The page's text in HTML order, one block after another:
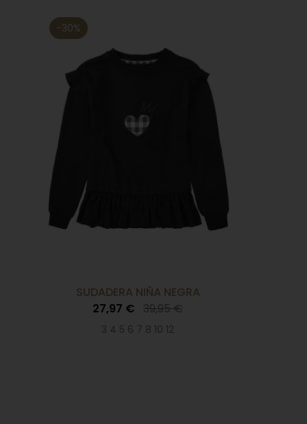
-30%
SUDADERA NIÑA NEGRA
27,97 € 39,95 €
3 4 5 6 7 8 10 12